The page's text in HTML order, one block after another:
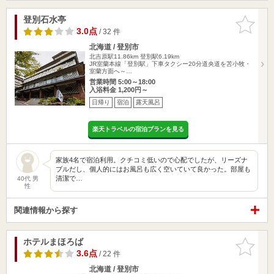
お気に入
りに追加
登別石水亭
3.0点/ 32 件
北海道 / 登別市
北吉原駅11.86km 登別駅6.19km
JR室蘭本線「登別駅」下車タクシー20分道央道を苫小牧・
室蘭方面へ～…
営業時間 5:00～18:00
入浴料金 1,200円～
日帰り 宿泊 露天風呂
楽天トラベルの宿泊プランを見る
40代 男
性
家族4名で宿泊利用。クチコミ低いので心配でしたが、リーズナ
ブルだし、個人的にはお風呂も広く空いていて良かった。部屋も
清潔で…
関連情報から探す
お気に入
りに追加
ホテルまほろば
3.6点/ 22 件
北海道 / 登別市